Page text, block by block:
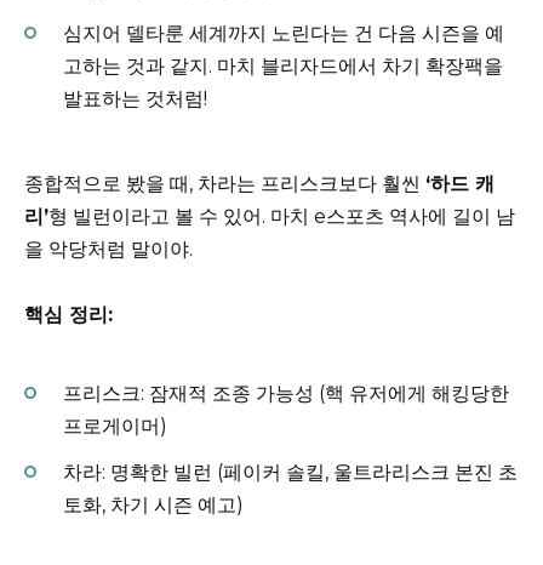
심지어 델타룬 세계까지 노린다는 건 다음 시즌을 예
고하는 것과 같지. 마치 블리자드에서 차기 확장팩을
발표하는 것처럼!
종합적으로 봤을 때, 차라는 프리스크보다 훨씬 ‘하드 캐
리’형 빌런이라고 볼 수 있어. 마치 e스포츠 역사에 길이 남
을 악당처럼 말이야.
핵심 정리:
프리스크: 잠재적 조종 가능성 (핵 유저에게 해킹당한
프로게이머)
차라: 명확한 빌런 (페이커 솔킬, 울트라리스크 본진 초
토화, 차기 시즌 예고)